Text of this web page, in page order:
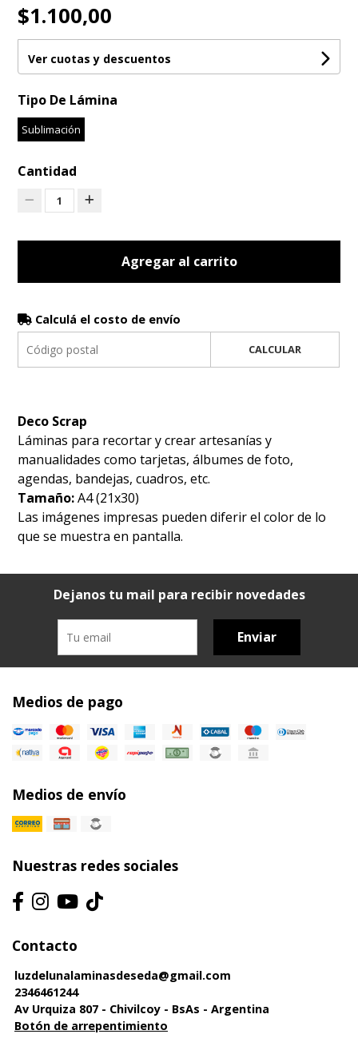
$1.100,00
Ver cuotas y descuentos
Tipo De Lámina
Sublimación
Cantidad
1
Agregar al carrito
Calculá el costo de envío
CALCULAR
Deco Scrap
Láminas para recortar y crear artesanías y
manualidades como tarjetas, álbumes de foto,
agendas, bandejas, cuadros, etc.
Tamaño:A4 (21x30)
Las imágenes impresas pueden diferir el color de lo
que se muestra en pantalla.
Dejanos tu mail para recibir novedades
Enviar
Medios de pago
Medios de envío
Nuestras redes sociales
Contacto
luzdelunalaminasdeseda@gmail.com
2346461244
Av Urquiza 807 - Chivilcoy - BsAs - Argentina
Botón de arrepentimiento